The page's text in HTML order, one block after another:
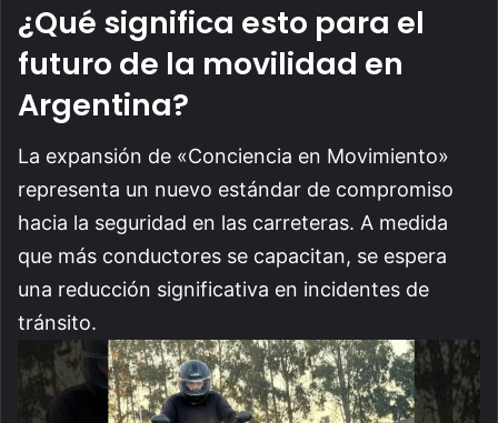
¿Qué significa esto para el
futuro de la movilidad en
Argentina?
La expansión de «Conciencia en Movimiento»
representa un nuevo estándar de compromiso
hacia la seguridad en las carreteras. A medida
que más conductores se capacitan, se espera
una reducción significativa en incidentes de
tránsito.